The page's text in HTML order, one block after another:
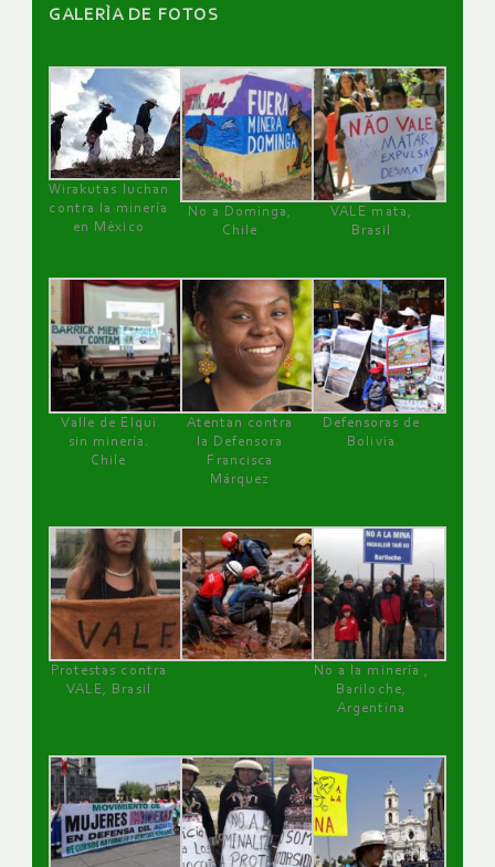
GALERÌA DE FOTOS
Wirakutas luchan
contra la minería
en México
No a Dominga,
Chile
VALE mata,
Brasil
Valle de Elqui
sin minería.
Chile
Atentan contra
la Defensora
Francisca
Márquez
Defensoras de
Bolivia
Protestas contra
VALE, Brasil
No a la minería ,
Bariloche,
Argentina